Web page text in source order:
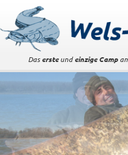
Dasersteundeinzige Camp